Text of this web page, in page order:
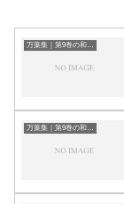
万葉集｜第9巻の和歌一覧